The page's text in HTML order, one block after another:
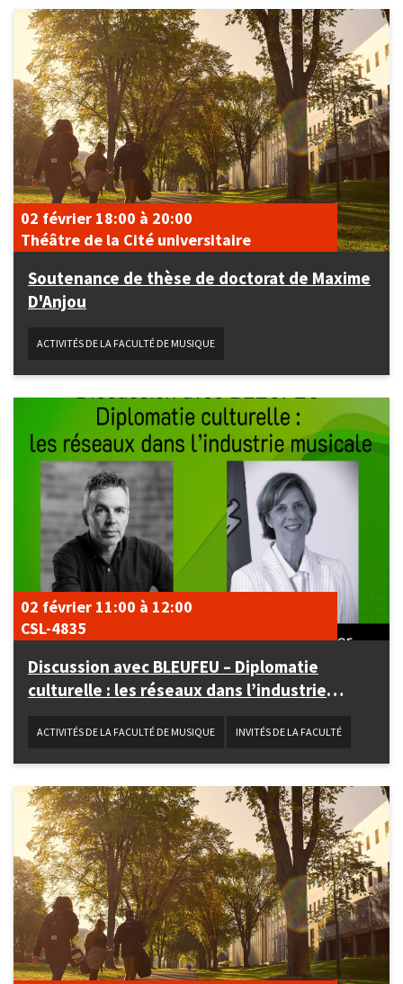
Soutenance de thèse de doctorat de Maxime
D'Anjou
02 février 18:00 à 20:00
Théâtre de la Cité universitaire
ACTIVITÉS DE LA FACULTÉ DE MUSIQUE
Discussion avec BLEUFEU – Diplomatie
culturelle : les réseaux dans l’industrie
02 février 11:00 à 12:00
CSL-4835
ACTIVITÉS DE LA FACULTÉ DE MUSIQUE INVITÉS DE LA FACULTÉ